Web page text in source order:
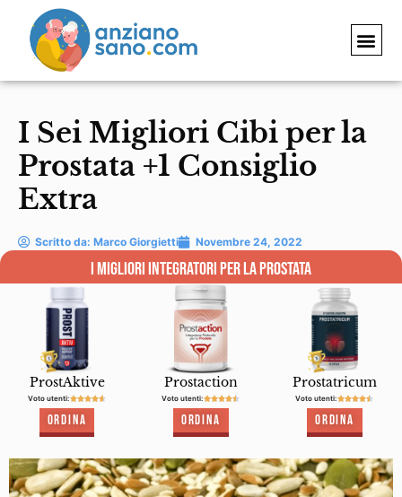
I Sei Migliori Cibi per la
Prostata +1 Consiglio
Extra
Scritto da: Marco Giorgietti Novembre 24, 2022
i migliori integratori per la prostata
ProstAktive
Voto utenti:
Ordina
Prostaction
Voto utenti:
Ordina
Prostatricum
Voto utenti:
Ordina